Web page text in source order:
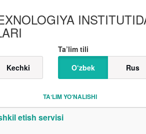
Ta’lim tili
O‘zbek
Rus
Kechki
TAʼLIM YO‘NALISHI
etish servisi